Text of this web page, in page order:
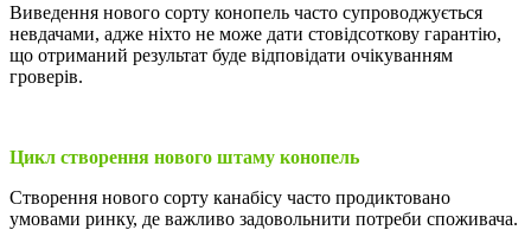
Виведення нового сорту конопель часто супроводжується
невдачами, адже ніхто не може дати стовідсоткову гарантію,
що отриманий результат буде відповідати очікуванням
гроверів.
Цикл створення нового штаму конопель
Створення нового сорту канабісу часто продиктовано
умовами ринку, де важливо задовольнити потреби споживача.